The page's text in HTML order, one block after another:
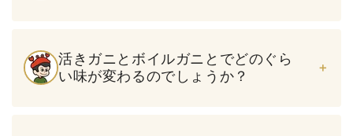
活きガニとボイルガニとでどのぐら
い味が変わるのでしょうか？